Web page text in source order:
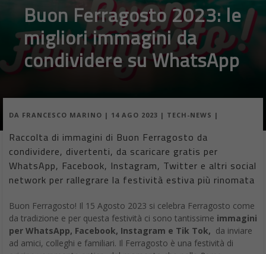
Buon Ferragosto 2023: le
migliori immagini da
condividere su WhatsApp
DA FRANCESCO MARINO | 14 AGO 2023 | TECH-NEWS |
Raccolta di immagini di Buon Ferragosto da
condividere, divertenti, da scaricare gratis per
WhatsApp, Facebook, Instagram, Twitter e altri social
network per rallegrare la festività estiva più rinomata
Buon Ferragosto! Il 15 Agosto 2023 si celebra Ferragosto come
da tradizione e per questa festività ci sono tantissime immagini
per WhatsApp, Facebook, Instagram e Tik Tok, da inviare
ad amici, colleghi e familiari. Il Ferragosto è una festività di